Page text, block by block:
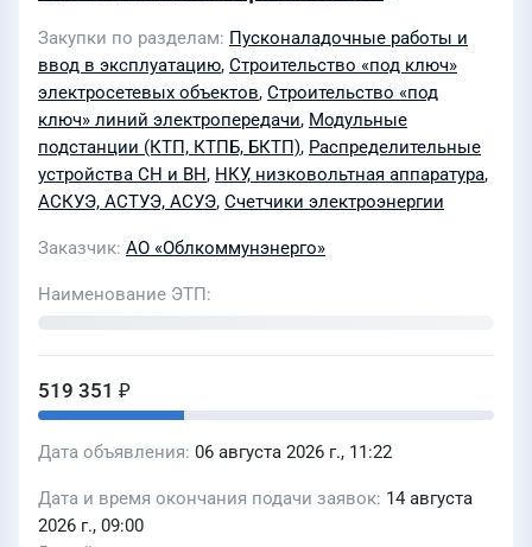
монтажных и пусконаладочных работ
по электросетевым объектам:
Реконструкция РУ-0,4 кВ ТП-72169
(инв. ОК-0088462), Строительство
ЛЭП-0.4 кВ от РУ-0,4 кВ ТП-72169
(частично совместным подвесом с
ВЛ-0,4 кВ ф. 6 от ТП-72169) до точки
присоединения, Создание
автоматизированной инфомационно-
электроэнергии (АИИС УЭ),
Строительство ПП -0,4 кВ, г. Арамиль,
р-н Сысертский, тер Утёс , к.н.з.у.
66:25:1405001:3218 (договор на ТП
255-2026-41-ЛК от 16.02.2026 г.,
заявитель ИП Ефанов А.В., п. 18169)
Закупки по разделам Пусконаладочные работы и
ввод в эксплуатацию, Строительство «под ключ»
электросетевых объектов, Строительство «под
ключ» линий электропередачи, Модульные
подстанции (КТП, КТПБ, БКТП), Распределительные
устройства СН и ВН, НКУ, низковольтная аппаратура,
АСКУЭ, АСТУЭ, АСУЭ, Счетчики электроэнергии
Заказчик АО «Облкоммунэнерго»
Наименование ЭТП
519 351 ₽
Дата объявления 06 августа 2026 г., 11:22
Дата и время окончания подачи заявок 14 августа
2026 г., 09:00